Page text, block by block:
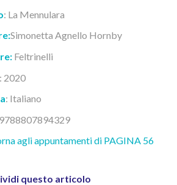
: La Mennulara
Simonetta Agnello Hornby
Feltrinelli
: 2020
: Italiano
agli appuntamenti di PAGINA 56
questo articolo